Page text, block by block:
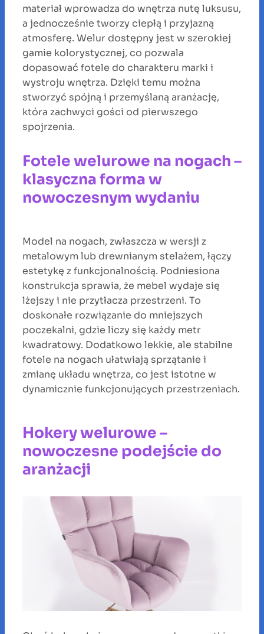
materiał wprowadza do wnętrza nutę luksusu,
a jednocześnie tworzy ciepłą i przyjazną
atmosferę. Welur dostępny jest w szerokiej
gamie kolorystycznej, co pozwala
dopasować fotele do charakteru marki i
wystroju wnętrza. Dzięki temu można
stworzyć spójną i przemyślaną aranżację,
która zachwyci gości od pierwszego
spojrzenia.
Fotele welurowe na nogach –
klasyczna forma w
nowoczesnym wydaniu
Model na nogach, zwłaszcza w wersji z
metalowym lub drewnianym stelażem, łączy
estetykę z funkcjonalnością. Podniesiona
konstrukcja sprawia, że mebel wydaje się
lżejszy i nie przytłacza przestrzeni. To
doskonałe rozwiązanie do mniejszych
poczekalni, gdzie liczy się każdy metr
kwadratowy. Dodatkowo lekkie, ale stabilne
fotele na nogach ułatwiają sprzątanie i
zmianę układu wnętrza, co jest istotne w
dynamicznie funkcjonujących przestrzeniach.
Hokery welurowe –
nowoczesne podejście do
aranżacji